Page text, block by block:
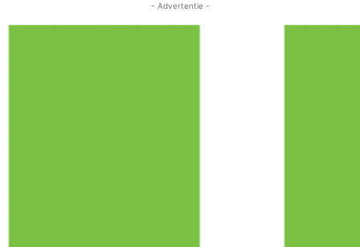
- Advertentie -